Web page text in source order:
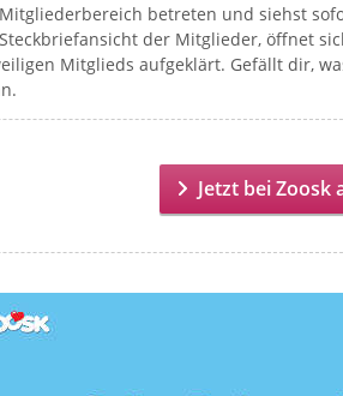
betreten und siehst
der Mitglieder, öffnet
Mitglieds aufgeklärt. Gefällt dir,
Jetzt bei Zoosk